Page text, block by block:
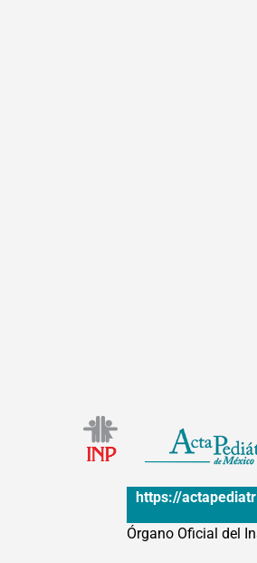
https://
Órgano Oficial del